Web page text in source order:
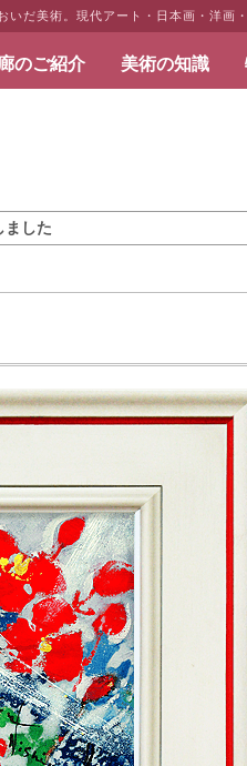
いだ美術。現代アート・日本画・洋画
のご紹介 美術の知識